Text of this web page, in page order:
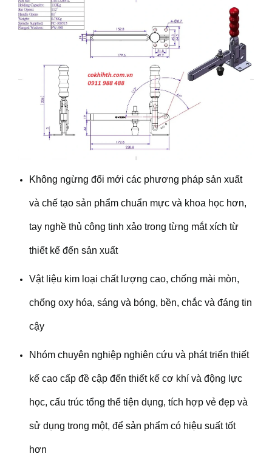
Không ngừng đổi mới các phương pháp sản xuất
và chế tạo sản phẩm chuẩn mực và khoa học hơn,
tay nghề thủ công tinh xảo trong từng mắt xích từ
thiết kế đến sản xuất
Vật liệu kim loại chất lượng cao, chống mài mòn,
chống oxy hóa, sáng và bóng, bền, chắc và đáng tin
cậy
Nhóm chuyên nghiệp nghiên cứu và phát triển thiết
kế cao cấp đề cập đến thiết kế cơ khí và động lực
học, cấu trúc tổng thể tiện dụng, tích hợp vẻ đẹp và
sử dụng trong một, để sản phẩm có hiệu suất tốt
hơn